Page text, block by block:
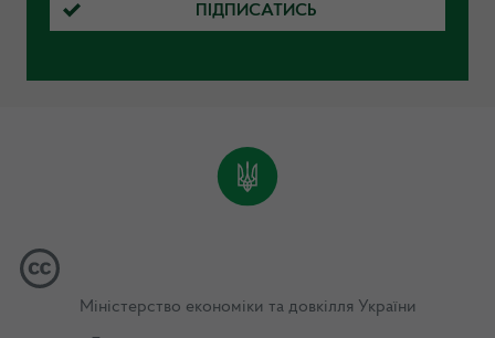
ПІДПИСАТИСЬ
Міністерство економіки та довкілля України